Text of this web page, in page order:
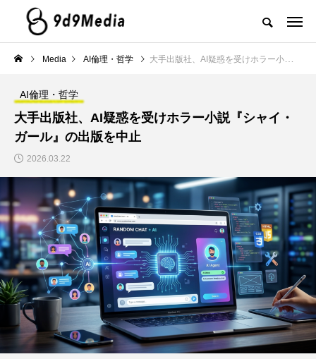
Media AI倫理・哲学 大手出版社、AI疑惑を受けホラー小説『シャイ・ガール』の出版を中止
AI倫理・哲学
大手出版社、AI疑惑を受けホラー小説『シャイ・
ガール』の出版を中止
2026.03.22